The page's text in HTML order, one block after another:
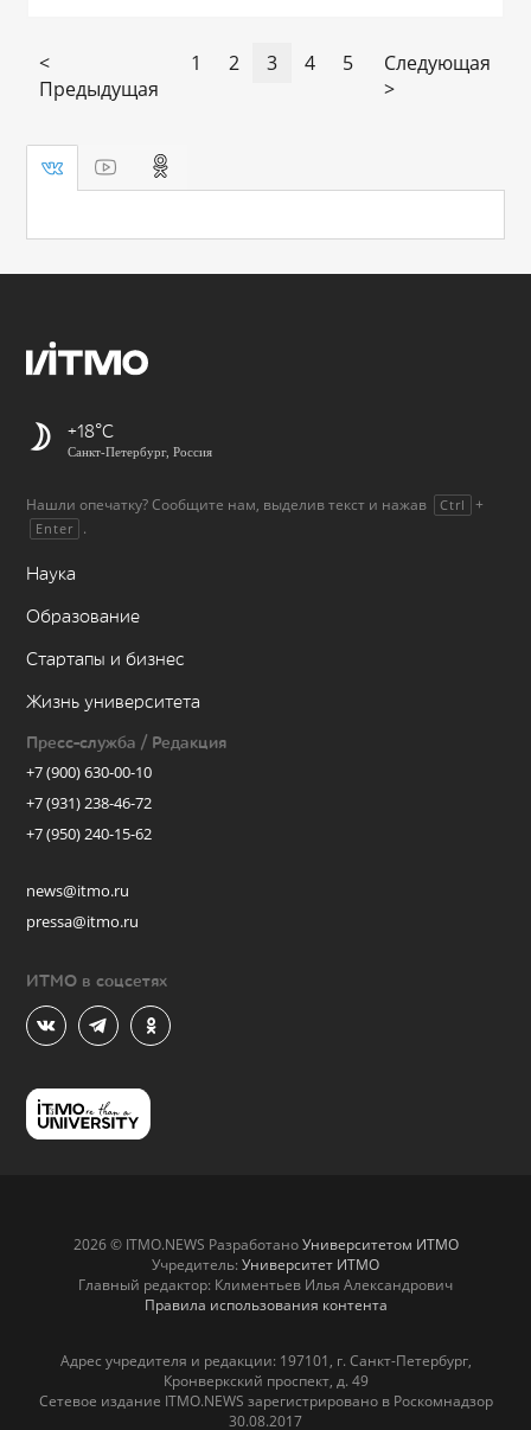
<
Предыдущая
1 2 3 4 5
Следующая
>
+18
Санкт-Петербург, Россия
Нашли опечатку? Сообщите нам, выделив текст и нажав Ctrl +
Enter .
Наука
Образование
Стартапы и бизнес
Жизнь университета
Пресс-служба / Редакция
+7 (900) 630-00-10
+7 (931) 238-46-72
+7 (950) 240-15-62
news@itmo.ru
pressa@itmo.ru
ИТМО в соцсетях
2026 © ITMO.NEWS РазработаноУниверситетом ИТМО
Учредитель: Университет ИТМО
Главный редактор: Климентьев Илья Александрович
Правила использования контента
Адрес учредителя и редакции: 197101, г. Санкт-Петербург,
Кронверкский проспект, д. 49
Сетевое издание ITMO.NEWS зарегистрировано в Роскомнадзор
30.08.2017